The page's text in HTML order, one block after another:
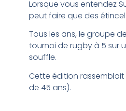
Lorsque vous entendez
peut faire que des
Tous les ans, le groupe
tournoi de rugby à 5 sur
souffle.
Cette édition rassemblait
de 45 ans).